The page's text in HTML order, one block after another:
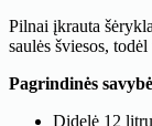
Pilnai įkrauta
saulės šviesos,
Pagrindinės
Didelė 12